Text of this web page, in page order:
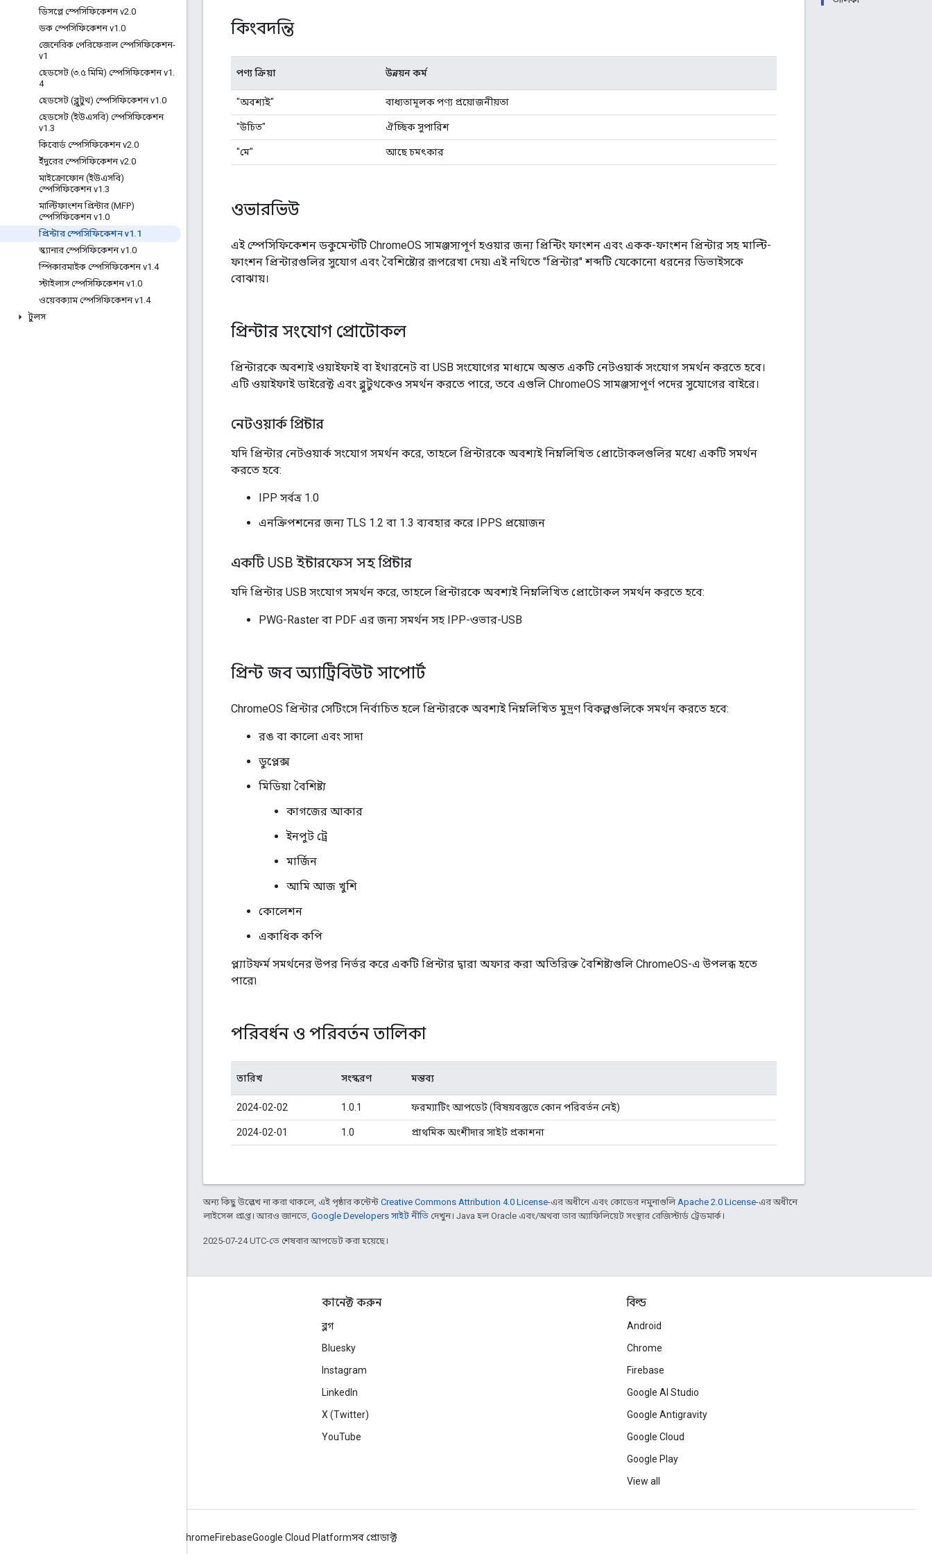
ডিসপ্লে স্পেসিফিকেশন v2.0
ডক স্পেসিফিকেশন v1 .0
জেনেরিক পেরিফেরাল স্পেসিফিকেশন-
v1
হেডসেট (৩.৫ মিমি) স্পেসিফিকেশন v1 .
4
হেডসেট (ব্লুটুথ) স্পেসিফিকেশন v1 .0
হেডসেট (ইউএসবি) স্পেসিফিকেশন
v1 .3
কিবোর্ড স্পেসিফিকেশন v2.0
ইঁদুরের স্পেসিফিকেশন v2.0
মাইক্রোফোন (ইউএসবি)
স্পেসিফিকেশন v1 .3
মাল্টিফাংশন প্রিন্টার (MFP)
স্পেসিফিকেশন v1 .0
প্রিন্টার স্পেসিফিকেশন v1.1
স্ক্যানার স্পেসিফিকেশন v1 .0
স্পিকারমাইক স্পেসিফিকেশন v1 .4
স্টাইলাস স্পেসিফিকেশন v1 .0
ওয়েবক্যাম স্পেসিফিকেশন v1 .4
টুলস
কিংবদন্তি
পণ্য ক্রিয়া উন্নয়ন কর্ম
"অবশ্যই" বাধ্যতামূলক পণ্য প্রয়োজনীয়তা
"উচিত" ঐচ্ছিক সুপারিশ
"মে" আছে চমৎকার
ওভারভিউ
এই স্পেসিফিকেশন ডকুমেন্টটি ChromeOS সামঞ্জস্যপূর্ণ হওয়ার জন্য প্রিন্টিং ফাংশন এবং একক-ফাংশন প্রিন্টার সহ মাল্টি-
ফাংশন প্রিন্টারগুলির সুযোগ এবং বৈশিষ্ট্যের রূপরেখা দেয়৷ এই নথিতে "প্রিন্টার" শব্দটি যেকোনো ধরনের ডিভাইসকে
বোঝায়।
প্রিন্টার সংযোগ প্রোটোকল
প্রিন্টারকে অবশ্যই ওয়াইফাই বা ইথারনেট বা USB সংযোগের মাধ্যমে অন্তত একটি নেটওয়ার্ক সংযোগ সমর্থন করতে হবে।
এটি ওয়াইফাই ডাইরেক্ট এবং ব্লুটুথকেও সমর্থন করতে পারে, তবে এগুলি ChromeOS সামঞ্জস্যপূর্ণ পদের সুযোগের বাইরে।
নেটওয়ার্ক প্রিন্টার
যদি প্রিন্টার নেটওয়ার্ক সংযোগ সমর্থন করে, তাহলে প্রিন্টারকে অবশ্যই নিম্নলিখিত প্রোটোকলগুলির মধ্যে একটি সমর্থন
করতে হবে:
IPP সর্বত্র 1.0
এনক্রিপশনের জন্য TLS 1.2 বা 1.3 ব্যবহার করে IPPS প্রয়োজন
একটি USB ইন্টারফেস সহ প্রিন্টার
যদি প্রিন্টার USB সংযোগ সমর্থন করে, তাহলে প্রিন্টারকে অবশ্যই নিম্নলিখিত প্রোটোকল সমর্থন করতে হবে:
PWG-Raster বা PDF এর জন্য সমর্থন সহ IPP-ওভার-USB
প্রিন্ট জব অ্যাট্রিবিউট সাপোর্ট
ChromeOS প্রিন্টার সেটিংসে নির্বাচিত হলে প্রিন্টারকে অবশ্যই নিম্নলিখিত মুদ্রণ বিকল্পগুলিকে সমর্থন করতে হবে:
রঙ বা কালো এবং সাদা
ডুপ্লেক্স
মিডিয়া বৈশিষ্ট্য
কাগজের আকার
ইনপুট ট্রে
মার্জিন
আমি আজ খুশি
কোলেশন
একাধিক কপি
প্ল্যাটফর্ম সমর্থনের উপর নির্ভর করে একটি প্রিন্টার দ্বারা অফার করা অতিরিক্ত বৈশিষ্ট্যগুলি ChromeOS-এ উপলব্ধ হতে
পারে৷
পরিবর্ধন ও পরিবর্তন তালিকা
তারিখ সংস্করণ মন্তব্য
2024-02-02 1.0.1 ফরম্যাটিং আপডেট (বিষয়বস্তুতে কোন পরিবর্তন নেই)
2024-02-01 1.0 প্রাথমিক অংশীদার সাইট প্রকাশনা
অন্য কিছু উল্লেখ না করা থাকলে, এই পৃষ্ঠার কন্টেন্ট Creative Commons Attribution 4.0 License-এর অধীনে এবং কোডের নমুনাগুলি Apache 2.0 License-এর অধীনে
লাইসেন্স প্রাপ্ত। আরও জানতে, Google Developers সাইট নীতি দেখুন। Java হল Oracle এবং/অথবা তার অ্যাফিলিয়েট সংস্থার রেজিস্টার্ড ট্রেডমার্ক।
2025-07-24 UTC-তে শেষবার আপডেট করা হয়েছে।
কানেক্ট করুন
ব্লগ
Bluesky
Instagram
LinkedIn
X (Twitter)
YouTube
বিল্ড
Android
Chrome
Firebase
Google AI Studio
Google Antigravity
Google Cloud
Google Play
View all
ChromeFirebaseGoogle Cloud Platformসব প্রোডাক্ট